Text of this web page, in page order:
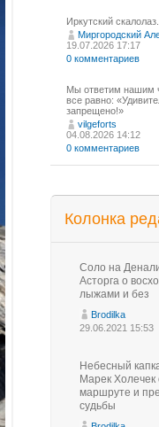
Иркутский
Миргородский
19.07.2026 17:17
0 комментариев
Мы ответим нашим
все равно:
запрещено!»
vilgeforts
04.08.2026 14:12
0 комментариев
Колонка
Соло на
Асторга о
лыжами и без
Brodilka
29.06.2021 15:53
Небесный
Марек Холечек
маршруте и
судьбы